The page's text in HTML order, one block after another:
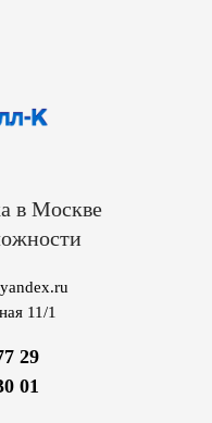
в Москве
11/1
29
01